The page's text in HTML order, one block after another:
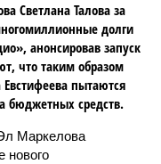
Светлана Талова за
долги
анонсировав запуск
что таким образом
пытаются
бюджетных средств.
Маркелова
нового